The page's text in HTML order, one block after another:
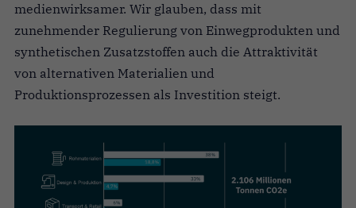
medienwirksamer. Wir glauben, dass mit
zunehmender Regulierung von Einwegprodukten und
synthetischen Zusatzstoffen auch die Attraktivität
von alternativen Materialien und
Produktionsprozessen als Investition steigt.